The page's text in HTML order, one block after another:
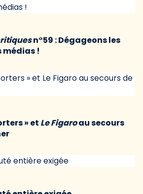
n°59 : Dégageons les
!
» et Le Figaroau secours